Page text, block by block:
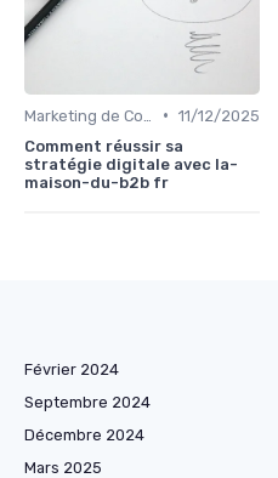
• 11/12/2025
Comment réussir sa
stratégie digitale avec la-
maison-du-b2b fr
Février 2024
Septembre 2024
Décembre 2024
Mars 2025